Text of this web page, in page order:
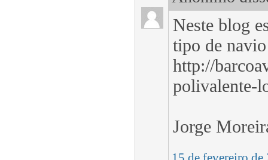
Neste blog
tipo de
http://
polivalente-
Jorge